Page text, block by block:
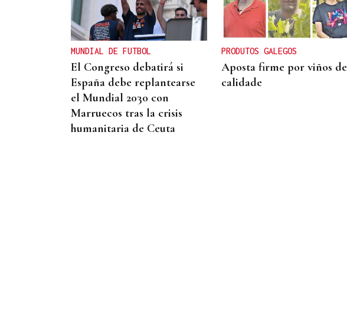
El pimiento vuelve a reinar
en A Arnoia
MUNDIAL DE FUTBOL
El Congreso debatirá si
España debe replantearse
el Mundial 2030 con
Marruecos tras la crisis
humanitaria de Ceuta
PRODUTOS GALEGOS
Aposta firme por viños de
calidade